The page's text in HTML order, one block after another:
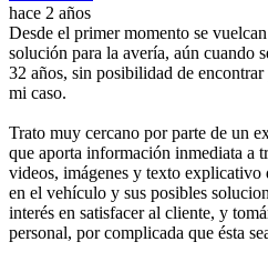
hace 2 años
Desde el primer momento se
solución para la avería, aún cuando
32 años, sin posibilidad de
mi caso.
Trato muy cercano por parte de un
que aporta información inmediata a
videos, imágenes y texto explicativo
en el vehículo y sus posibles
interés en satisfacer al cliente, y
personal, por complicada que ésta